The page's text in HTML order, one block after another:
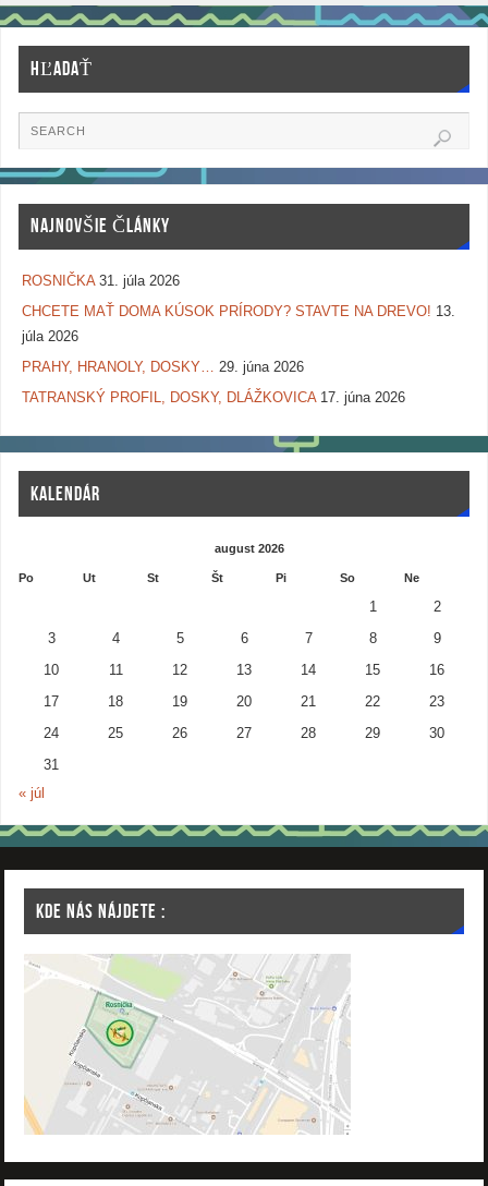
HĽADAŤ
NAJNOVŠIE ČLÁNKY
ROSNIČKA 31. júla 2026
CHCETE MAŤ DOMA KÚSOK PRÍRODY? STAVTE NA DREVO! 13.
júla 2026
PRAHY, HRANOLY, DOSKY… 29. júna 2026
TATRANSKÝ PROFIL, DOSKY, DLÁŽKOVICA 17. júna 2026
KALENDÁR
august 2026
Po Ut St Št Pi So Ne
1 2
3 4 5 6 7 8 9
10 11 12 13 14 15 16
17 18 19 20 21 22 23
24 25 26 27 28 29 30
31
« júl
KDE NÁS NÁJDETE :